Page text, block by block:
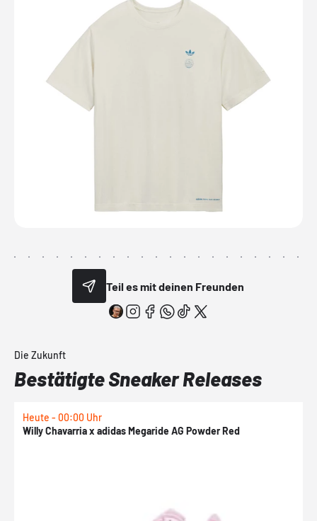
Teil es mit deinen Freunden
Die Zukunft
Bestätigte Sneaker Releases
Heute - 00:00 Uhr
Willy Chavarria x adidas Megaride AG Powder Red